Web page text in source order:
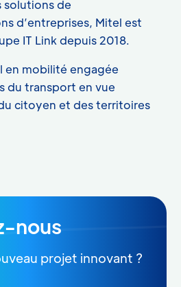
solutions de
d’entreprises, Mitel est
IT Link depuis 2018.
en mobilité engagée
du transport en vue
citoyen et des territoires
nous
projet innovant ?